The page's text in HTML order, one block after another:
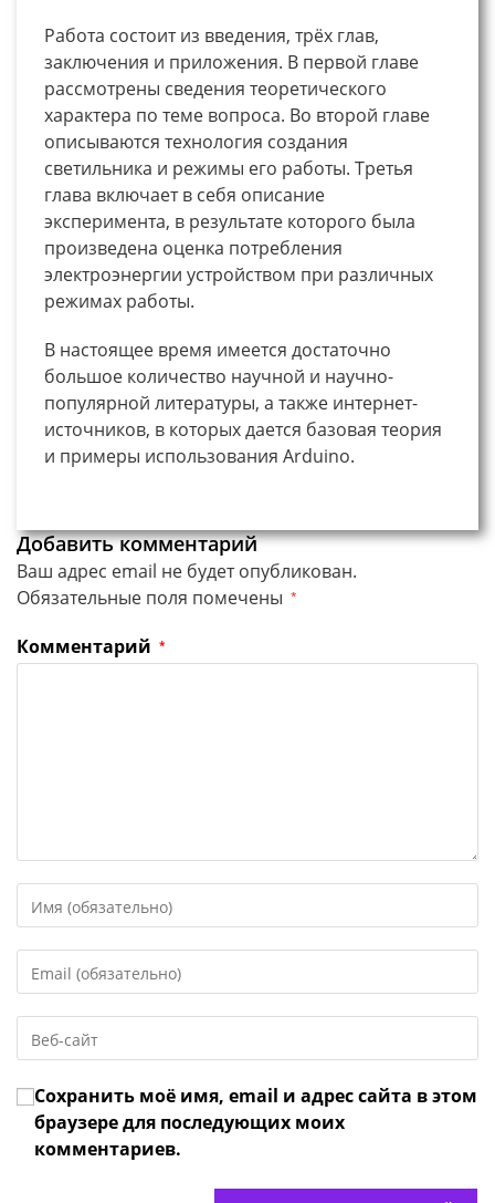
Работа состоит из введения, трёх глав,
заключения и приложения. В первой главе
рассмотрены сведения теоретического
характера по теме вопроса. Во второй главе
описываются технология создания
светильника и режимы его работы. Третья
глава включает в себя описание
эксперимента, в результате которого была
произведена оценка потребления
электроэнергии устройством при различных
режимах работы.
В настоящее время имеется достаточно
большое количество научной и научно-
популярной литературы, а также интернет-
источников, в которых дается базовая теория
и примеры использования Arduino.
Добавить комментарий
Ваш адрес email не будет опубликован.
Обязательные поля помечены *
Комментарий *
свое
или
имя
чтобы
прокомментировать
свой
адрес,
чтобы
URL
веб-
сайта
(необязательно)
Сохранить моё имя, email и адрес сайта в этом
браузере для последующих моих
комментариев.